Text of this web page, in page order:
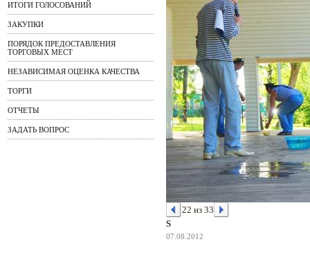
ИТОГИ ГОЛОСОВАНИЙ
ЗАКУПКИ
ПОРЯДОК ПРЕДОСТАВЛЕНИЯ
ТОРГОВЫХ МЕСТ
НЕЗАВИСИМАЯ ОЦЕНКА КАЧЕСТВА
ТОРГИ
ОТЧЕТЫ
ЗАДАТЬ ВОПРОС
22 из 33
S
07.08.2012